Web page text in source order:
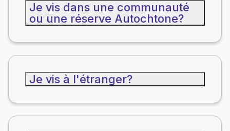
Je vis dans une communauté
ou une réserve Autochtone?
Je vis à l'étranger?